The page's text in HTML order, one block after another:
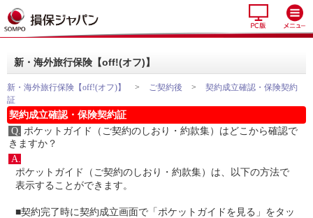
新・海外旅行保険【off!(オフ)】
新・海外旅行保険【off!(オフ)】 > ご契約後 >
契約成立確認・保険契約
証
契約成立確認・保険契約証
Q. ポケットガイド（ご契約のしおり・約款集）はどこから確認で
きますか？
A.
ポケットガイド（ご契約のしおり・約款集）は、
以下の方法で
表示することができます。
■契約完了時に契約成立画面で「ポケットガイドを見る」をタッ